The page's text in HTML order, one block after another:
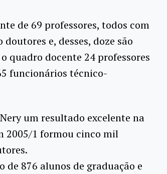
de 69 professores, todos com
e, desses, doze são
quadro docente 24 professores
funcionários técnico-
um resultado excelente na
2005/1 formou cinco mil
de 876 alunos de graduação e